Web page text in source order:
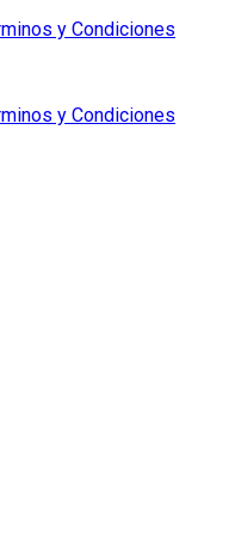
y Condiciones
y Condiciones